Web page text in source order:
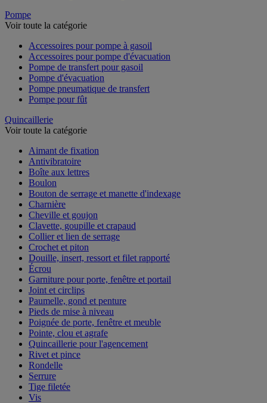
Pompe
Voir toute la catégorie
Accessoires pour pompe à gasoil
Accessoires pour pompe d'évacuation
Pompe de transfert pour gasoil
Pompe d'évacuation
Pompe pneumatique de transfert
Pompe pour fût
Quincaillerie
Voir toute la catégorie
Aimant de fixation
Antivibratoire
Boîte aux lettres
Boulon
Bouton de serrage et manette d'indexage
Charnière
Cheville et goujon
Clavette, goupille et crapaud
Collier et lien de serrage
Crochet et piton
Douille, insert, ressort et filet rapporté
Écrou
Garniture pour porte, fenêtre et portail
Joint et circlips
Paumelle, gond et penture
Pieds de mise à niveau
Poignée de porte, fenêtre et meuble
Pointe, clou et agrafe
Quincaillerie pour l'agencement
Rivet et pince
Rondelle
Serrure
Tige filetée
Vis